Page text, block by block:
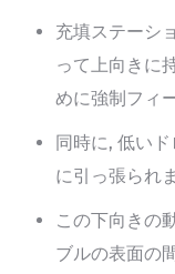
充填ステーシ
って上向きに
めに強制フィ
同時に, 低い
に引っ張られ
この下向きの
ブルの表面の